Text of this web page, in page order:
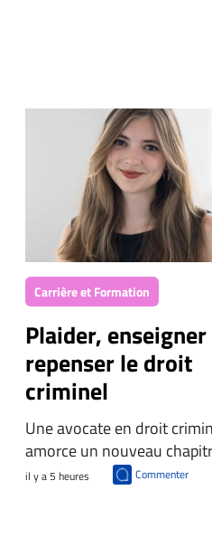
Carrière et Formation
Plaider,
repenser le droit
criminel
Une avocate en droit
amorce un nouveau
il y a 5 heures Commenter